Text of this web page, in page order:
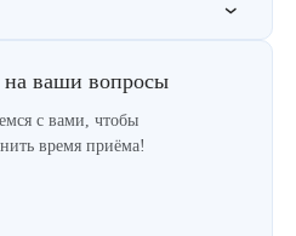
на ваши вопросы
с вами, чтобы
время приёма!
лице
пятен на лице